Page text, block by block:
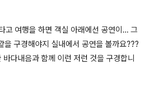
고 여행을 하면 객실 아래에선 공연이... 그
을 구경해야지 실내에서 공연을 볼까요???
다내음과 함께 이런 저런 것을 구경합니